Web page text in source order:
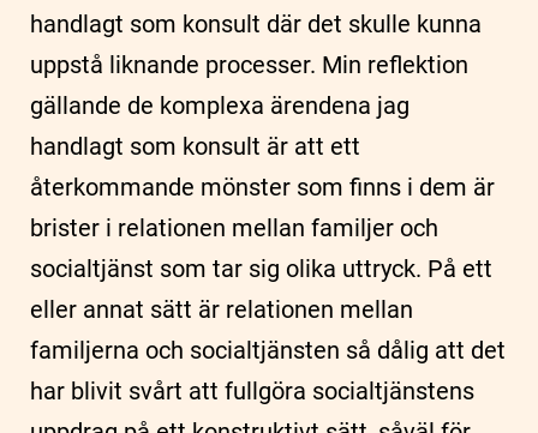
handlagt som konsult där det skulle kunna
uppstå liknande processer. Min reflektion
gällande de komplexa ärendena jag
handlagt som konsult är att ett
återkommande mönster som finns i dem är
brister i relationen mellan familjer och
socialtjänst som tar sig olika uttryck. På ett
eller annat sätt är relationen mellan
familjerna och socialtjänsten så dålig att det
har blivit svårt att fullgöra socialtjänstens